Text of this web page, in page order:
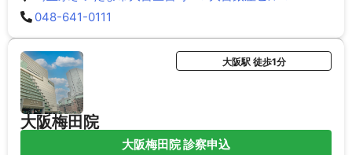
048-641-0111
大阪梅田院
大阪駅 徒歩1分
大阪梅田院 診察申込